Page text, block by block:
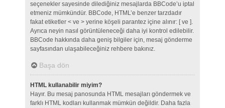
seçenekler sayesinde dilediğiniz mesajlarda BBCode’u iptal
etmeniz mümkündür. BBCode, HTML’e benzer tarzdadır
fakat etiketler < ve > yerine köşeli parantez içine alınır: [ ve ].
Ayrıca neyin nasıl görüntüleneceği daha iyi kontrol edilebilir.
BBCode hakkında daha geniş bilgiler için, mesaj gönderme
sayfasından ulaşabileceğiniz rehbere bakınız.
Başa dön
HTML kullanabilir miyim?
Hayır. Bu mesaj panosunda HTML mesajları göndermek ve
farklı HTML kodları kullanmak mümkün değildir. Daha fazla